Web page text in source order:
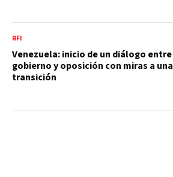
RFI
Venezuela: inicio de un diálogo entre
gobierno y oposición con miras a una
transición